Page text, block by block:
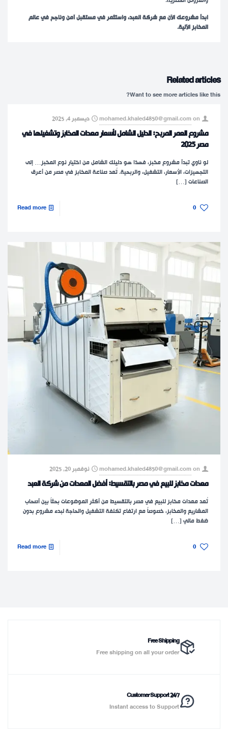
ابدأ مشروعك الآن مع شركة العبد، واستثمر في مستقبل آمن وناجح في عالم
المخابز الآلية.
Related articles
Want to see more articles like this?
mohamed.khaled4850@gmail.comon ديسمبر 4, 2025
مشروع العمر المربح: الدليل الشامل لأسعار معدات المخابز وتشغيلها في
مصر 2025
لو ناوي تبدأ مشروع مخبز، فهذا هو دليلك الشامل من اختيار نوع المخبز… إلى
التجهيزات، الأسعار، التشغيل، والربحية.​ تُعد صناعة المخابز في مصر من أعرق
الصناعات[…]
0
Read more
mohamed.khaled4850@gmail.comon نوفمبر 20, 2025
معدات مخابز للبيع في مصر بالتقسيط: أفضل المعدات من شركة العبد
تُعد معدات مخابز للبيع في مصر بالتقسيط من أكثر الموضوعات بحثاً بين أصحاب
المشاريع والمخابز، خصوصاً مع ارتفاع تكلفة التشغيل والحاجة لبدء مشروع بدون
ضغط مالي[…]
0
Read more
Free Shipping
Free shipping on all your order
Customer Support 24/7
Instant access to Support